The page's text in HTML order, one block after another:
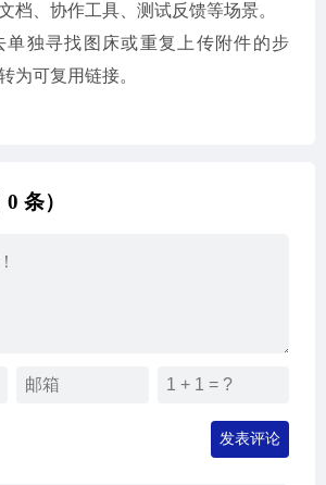
档、协作工具、测试反馈等场景。
单独寻找图床或重复上传附件的步
为可复用链接。
条）
发表评论